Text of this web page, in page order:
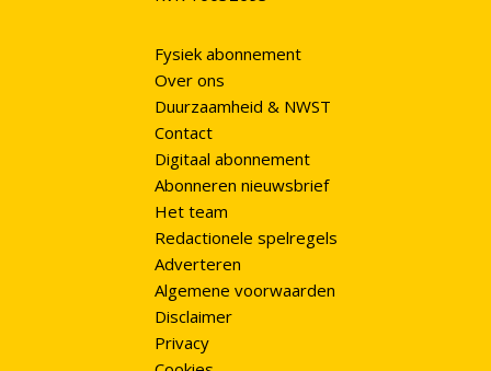
Fysiek abonnement
Over ons
Duurzaamheid & NWST
Contact
Digitaal abonnement
Abonneren nieuwsbrief
Het team
Redactionele spelregels
Adverteren
Algemene voorwaarden
Disclaimer
Privacy